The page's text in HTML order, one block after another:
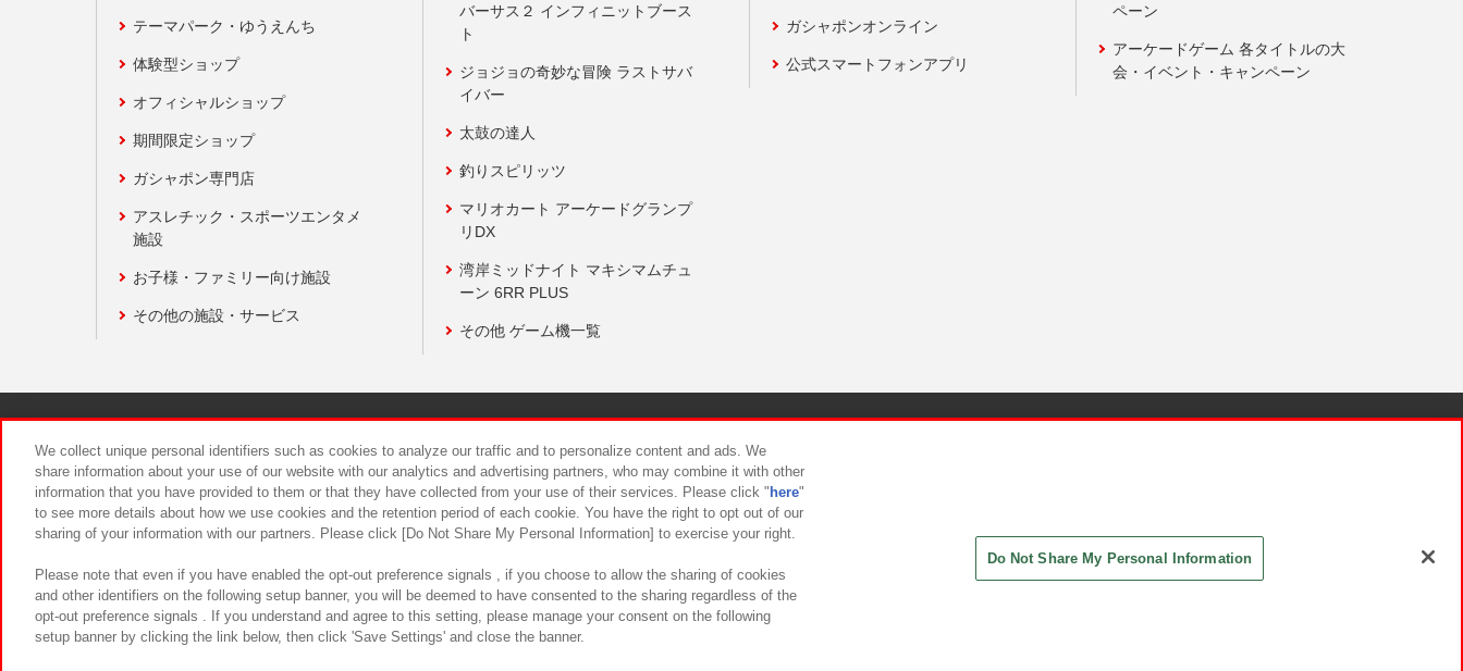
テーマパーク・ゆうえんち
体験型ショップ
オフィシャルショップ
期間限定ショップ
ガシャポン専門店
アスレチック・スポーツエンタメ
施設
お子様・ファミリー向け施設
その他の施設・サービス
バーサス２ インフィニットブース
ト
ジョジョの奇妙な冒険 ラストサバ
イバー
太鼓の達人
釣りスピリッツ
マリオカート アーケードグランプ
リDX
湾岸ミッドナイト マキシマムチュ
ーン 6RR PLUS
その他 ゲーム機一覧
ガシャポンオンライン
公式スマートフォンアプリ
ペーン
アーケードゲーム 各タイトルの大
会・イベント・キャンペーン
食品のご提供について カスタマーハラスメント対応方針
We collect unique personal identifiers such as cookies to analyze our traffic and to personalize content and ads. We
share information about your use of our website with our analytics and advertising partners, who may combine it with other
information that you have provided to them or that they have collected from your use of their services. Please click " here"
to see more details about how we use cookies and the retention period of each cookie. You have the right to opt out of our
sharing of your information with our partners. Please click [Do Not Share My Personal Information] to exercise your right.
Please note that even if you have enabled the opt-out preference signals , if you choose to allow the sharing of cookies
and other identifiers on the following setup banner, you will be deemed to have consented to the sharing regardless of the
opt-out preference signals . If you understand and agree to this setting, please manage your consent on the following
setup banner by clicking the link below, then click 'Save Settings' and close the banner.
Do Not Share My Personal Information